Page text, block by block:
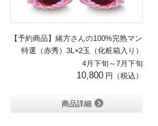
【予約商品】緒方さんの100%完熟マンゴー
特選（赤秀）3L×2玉（化粧箱入り）
4月下旬～7月下旬
10,800
商品詳細